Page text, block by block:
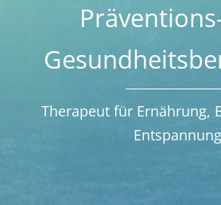
Therapeut für Ernährung,
Entspannung